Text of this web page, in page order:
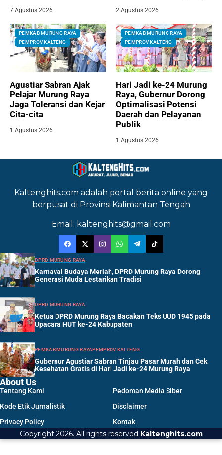
7 Agustus 2026 2 Agustus 2026
PEMKAB MURUNG RAYA
PEMPROV KALTENG
Agustiar Sabran Ajak
Pelajar Murung Raya
Jaga Toleransi dan Kejar
Cita-cita
1 Agustus 2026
PEMKAB MURUNG RAYA
PEMPROV KALTENG
Hari Jadi ke-24 Murung
Raya, Gubernur Dorong
Optimalisasi Potensi
Daerah dan Pelayanan
Publik
1 Agustus 2026
Kaltenghits.com adalah portal berita online yang
berpusat di Provinsi Kalimantan Tengah
Email: kaltenghits@gmail.com
DPRD MURUNG RAYA
Karnaval Budaya Meriah, DPRD Murung Raya Dorong
Generasi Muda Lestarikan Tradisi
DPRD MURUNG RAYA
Ketua DPRD Murung Raya Bacakan Teks UUD 1945 pada
Upacara HUT ke-24 Kabupaten
PEMKAB MURUNG RAYAPEMPROV KALTENG
Gubernur Agustiar Sabran Tinjau Pasar Murah dan Cek
Kesehatan Gratis di Hari Jadi ke-24 Murung Raya
About Us
Tentang Kami
Pedoman Media Siber
Kode Etik Jurnalistik
Disclaimer
Privacy Policy
Kontak
Copyright 2026. All rights reserved Kaltenghits.com